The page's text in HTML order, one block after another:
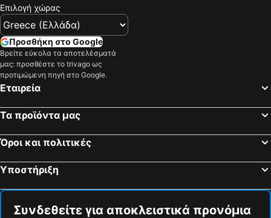
Επιλογή χώρας
Προσθήκη στο Google
Βρείτε εύκολα τα αποτελέσματά
μας: προσθέστε το trivago ως
προτιμώμενη πηγή στο Google.
Εταιρεία
Τα προϊόντα μας
Όροι και πολιτικές
Υποστήριξη
Συνδεθείτε για αποκλειστικά προνόμια